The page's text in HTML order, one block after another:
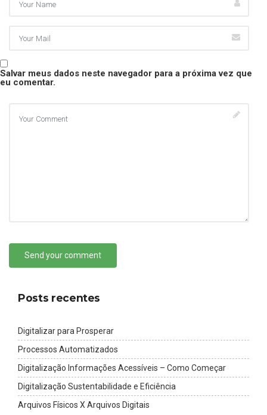
Salvar meus dados neste navegador para a próxima vez que
eu comentar.
Send your comment
Posts recentes
Digitalizar para Prosperar
Processos Automatizados
Digitalização Informações Acessíveis – Como Começar
Digitalização Sustentabilidade e Eficiência
Arquivos Físicos X Arquivos Digitais